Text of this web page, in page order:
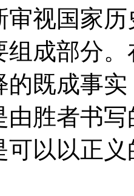
审视国家
组成部分
的既成事
由胜者书
可以以正